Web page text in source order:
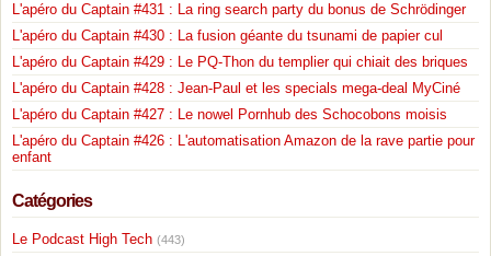
L'apéro du Captain #431 : La ring search party du bonus de Schrödinger
L'apéro du Captain #430 : La fusion géante du tsunami de papier cul
L'apéro du Captain #429 : Le PQ-Thon du templier qui chiait des briques
L'apéro du Captain #428 : Jean-Paul et les specials mega-deal MyCiné
L'apéro du Captain #427 : Le nowel Pornhub des Schocobons moisis
L'apéro du Captain #426 : L'automatisation Amazon de la rave partie pour
enfant
Catégories
Le Podcast High Tech (443)